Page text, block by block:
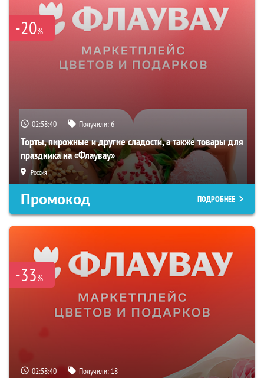
-20%
02:58:39 Получили:6
Торты, пирожные и другие сладости, а также товары для
праздника на «Флаувау»
Россия
Промокод ПОДРОБНЕЕ
-33%
02:58:39 Получили: 18